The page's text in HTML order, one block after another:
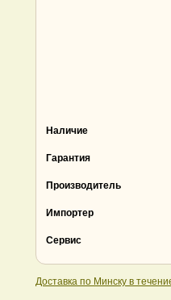
Наличие
Гарантия
Производитель
Импортер
Сервис
Доставка по Минску в